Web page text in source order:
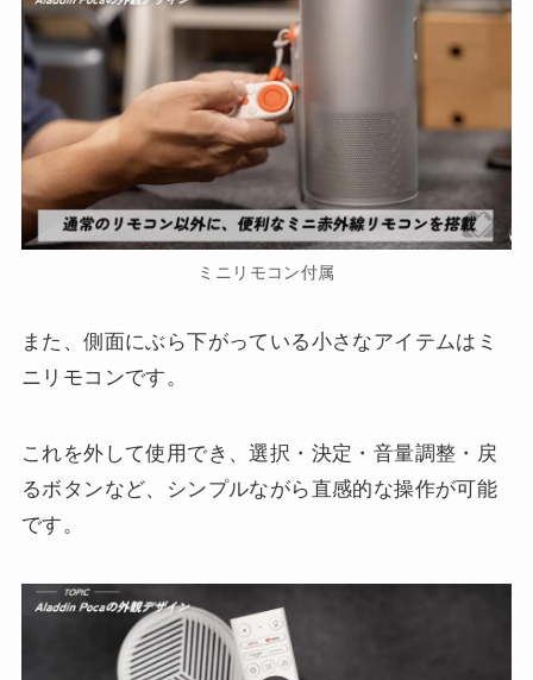
ミニリモコン付属
また、側面にぶら下がっている小さなアイテムはミ
ニリモコンです。
これを外して使用でき、選択・決定・音量調整・戻
るボタンなど、シンプルながら直感的な操作が可能
です。